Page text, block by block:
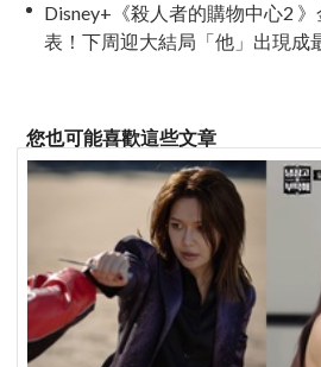
Disney+《殺人者的購物中心2
表！下周迎大結局「他」出現成
您也可能喜歡這些文章